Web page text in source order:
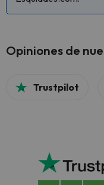
Opiniones de
Trustpilot